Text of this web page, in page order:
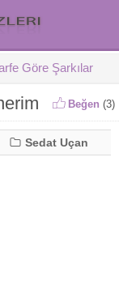
Göre Şarkılar
Beğen (3)
Sedat Uçan